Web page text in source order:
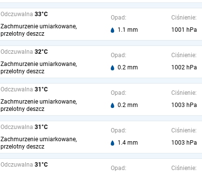
Odczuwalna 33°C
Zachmurzenie umiarkowane,
przelotny deszcz
Opad:
1.1 mm
Ciśnienie:
1001 hPa
Odczuwalna 32°C
Zachmurzenie umiarkowane,
przelotny deszcz
Opad:
0.2 mm
Ciśnienie:
1002 hPa
Odczuwalna 31°C
Zachmurzenie umiarkowane,
przelotny deszcz
Opad:
0.2 mm
Ciśnienie:
1003 hPa
Odczuwalna 31°C
Zachmurzenie umiarkowane,
przelotny deszcz
Opad:
1.4 mm
Ciśnienie:
1003 hPa
Odczuwalna 31°C
Opad:
Ciśnienie: